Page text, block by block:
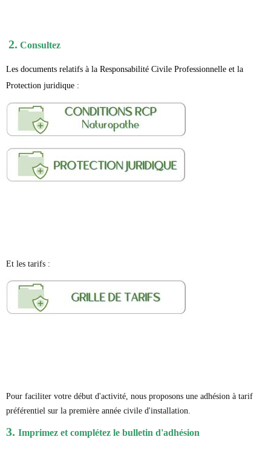
2. Consultez
Les documents relatifs à la Responsabilité Civile Professionnelle et la
Protection juridique :
Et les tarifs :
Pour faciliter votre début d'activité, nous proposons une adhésion à tarif
préférentiel sur la première année civile d'installation.
3. Imprimez et complétez le bulletin d'adhésion